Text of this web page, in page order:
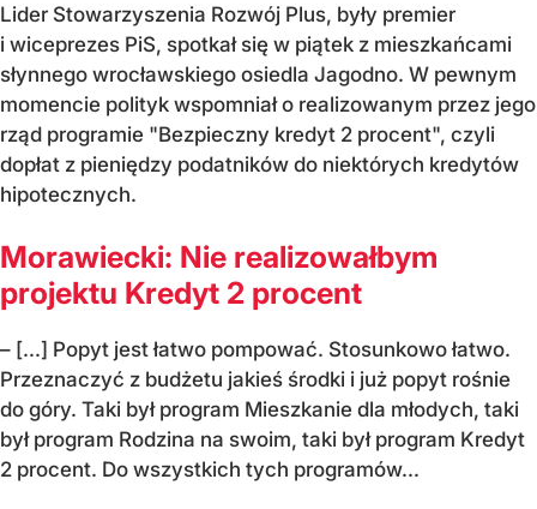
Lider Stowarzyszenia Rozwój Plus, były premier
i wiceprezes PiS, spotkał się w piątek z mieszkańcami
słynnego wrocławskiego osiedla Jagodno. W pewnym
momencie polityk wspomniał o realizowanym przez jego
rząd programie "Bezpieczny kredyt 2 procent", czyli
dopłat z pieniędzy podatników do niektórych kredytów
hipotecznych.
Morawiecki: Nie realizowałbym
projektu Kredyt 2 procent
– [...] Popyt jest łatwo pompować. Stosunkowo łatwo.
Przeznaczyć z budżetu jakieś środki i już popyt rośnie
do góry. Taki był program Mieszkanie dla młodych, taki
był program Rodzina na swoim, taki był program Kredyt
2 procent. Do wszystkich tych programów...